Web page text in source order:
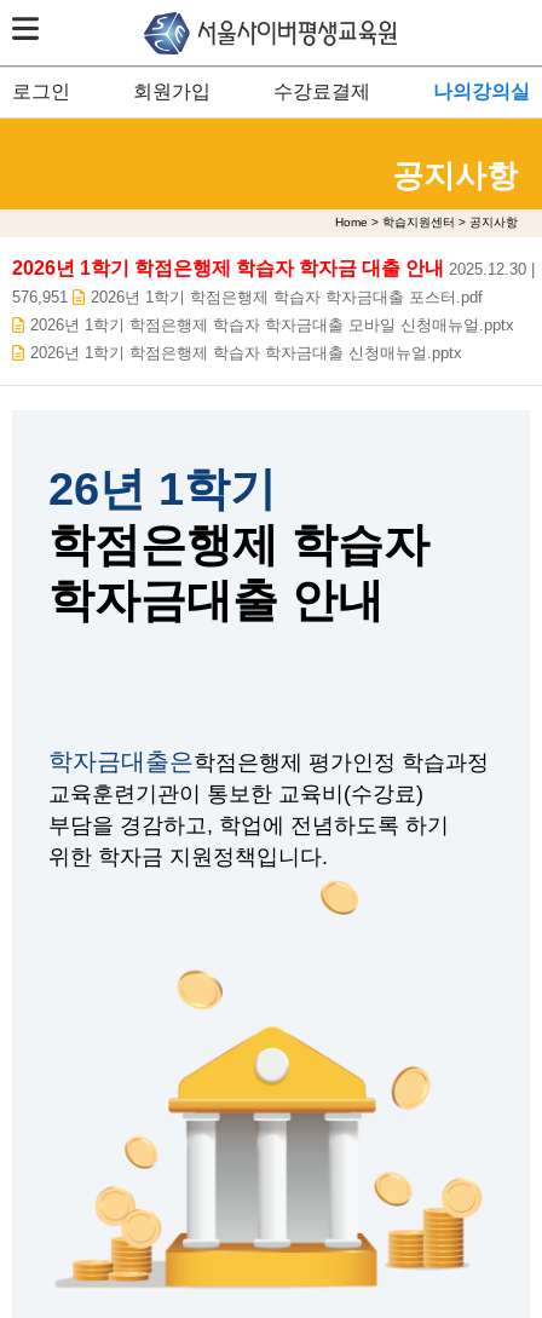
로그인 회원가입 수강료결제 나의강의실
공지사항
Home > 학습지원센터 > 공지사항
2026년 1학기 학점은행제 학습자 학자금 대출 안내 2025.12.30 |
576,951
2026년 1학기 학점은행제 학습자 학자금대출 포스터.pdf
2026년 1학기 학점은행제 학습자 학자금대출 모바일 신청매뉴얼.pptx
2026년 1학기 학점은행제 학습자 학자금대출 신청매뉴얼.pptx
26년 1학기
학점은행제 학습자
학자금대출 안내
학자금대출은학점은행제 평가인정 학습과정
교육훈련기관이 통보한 교육비(수강료)
부담을 경감하고, 학업에 전념하도록 하기
위한 학자금 지원정책입니다.